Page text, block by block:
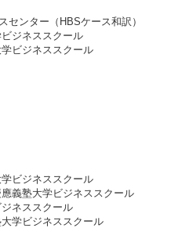
センター（HBSケース和訳）
ジネススクール
ビジネススクール
ビジネススクール
義塾大学ビジネススクール
ジネススクール
学ビジネススクール